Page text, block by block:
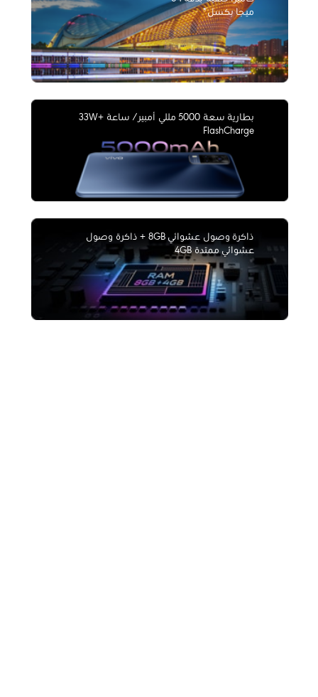
ميجا بكسل*
بطارية سعة 5000 مللي أمبير/ ساعة +33W
FlashCharge
ذاكرة وصول عشوائي 8GB + ذاكرة وصول
عشوائي ممتدة 4GB